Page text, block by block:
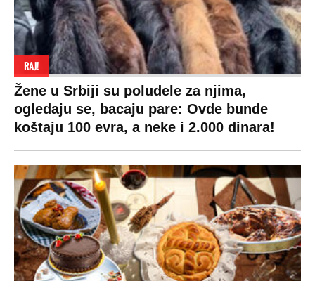
Auto
Privacy policy
Terms of service
Prijatelji sajta
Copyright © Espreso.co.rs 2026. Sva prava zadržana. Mondo inc.